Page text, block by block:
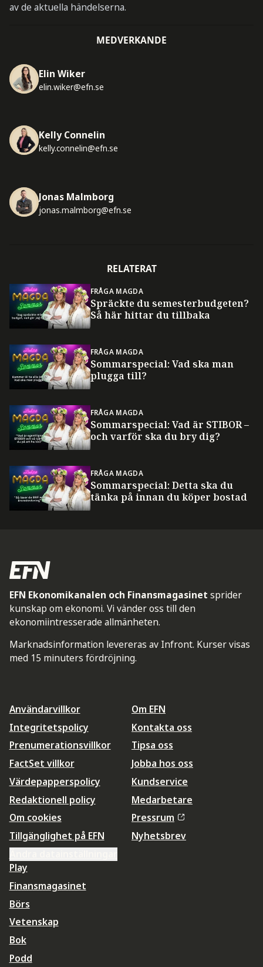
av de aktuella händelserna.
MEDVERKANDE
Elin Wiker
elin.wiker@efn.se
Kelly Connelin
kelly.connelin@efn.se
Jonas Malmborg
jonas.malmborg@efn.se
RELATERAT
FRÅGA MAGDA
Spräckte du semesterbudgeten?
Så här hittar du tillbaka
FRÅGA MAGDA
Sommarspecial: Vad ska man
plugga till?
FRÅGA MAGDA
Sommarspecial: Vad är STIBOR –
och varför ska du bry dig?
FRÅGA MAGDA
Sommarspecial: Detta ska du
tänka på innan du köper bostad
EFN Ekonomikanalen och Finansmagasinet sprider
kunskap om ekonomi. Vi vänder oss till den
ekonomiintresserade allmänheten.
Marknadsinformation levereras av Infront. Kurser visas
med 15 minuters fördröjning.
Användarvillkor
Integritetspolicy
Prenumerationsvillkor
FactSet villkor
Värdepapperspolicy
Redaktionell policy
Om cookies
Tillgänglighet på EFN
Om EFN
Kontakta oss
Tipsa oss
Jobba hos oss
Kundservice
Medarbetare
Pressrum
Nyhetsbrev
Play
Finansmagasinet
Börs
Vetenskap
Bok
Podd